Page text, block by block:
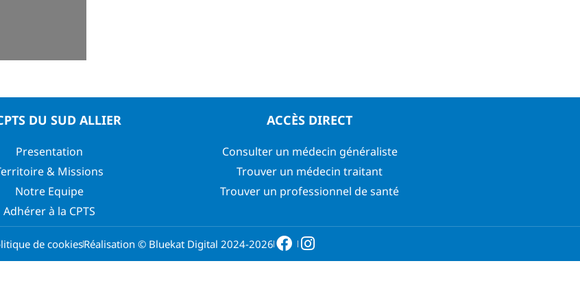
DU SUD ALLIER
Presentation
& Missions
Notre Equipe
Adhérer à la CPTS
ACCÈS DIRECT
Consulter un médecin généraliste
Trouver un médecin traitant
Trouver un professionnel de santé
de cookiesRéalisation © Bluekat Digital 2024-2026